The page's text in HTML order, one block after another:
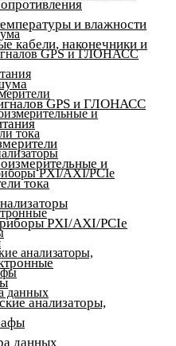
GPS и ГЛОНАСС
и
тока
PXI/AXI/PCIe
анализаторы,
данных
и влажности
кабели, наконечники и
GPS и ГЛОНАСС
и
тока
PXI/AXI/PCIe
анализаторы,
данных